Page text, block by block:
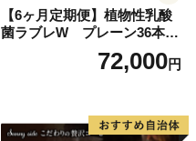
【6ヶ月定期便】植物性乳酸
菌ラブレW プレーン36本
72,000円